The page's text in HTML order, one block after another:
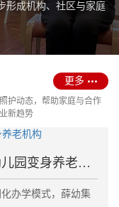
形成机构、社区与家庭
的长期照护支持体系。
护动态，帮助家庭与合作
新趋势
更多
新北区：全市首例！闲置公办幼儿园变身养老机构
学模式，薛幼集